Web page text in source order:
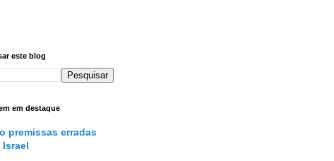
este blog
em destaque
premissas erradas